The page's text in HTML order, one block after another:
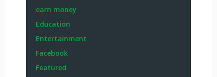
earn money
Education
Entertainment
Facebook
Featured